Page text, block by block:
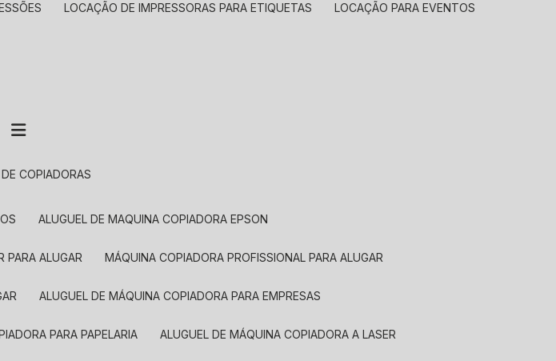
LOCAÇÃO DE IMPRESSORAS PARA ETIQUETAS LOCAÇÃO PARA EVENTOS
DE COPIADORAS
ALUGUEL DE MAQUINA COPIADORA EPSON
PARA ALUGAR MÁQUINA COPIADORA PROFISSIONAL PARA ALUGAR
ALUGUEL DE MÁQUINA COPIADORA PARA EMPRESAS
PARA PAPELARIA ALUGUEL DE MÁQUINA COPIADORA A LASER